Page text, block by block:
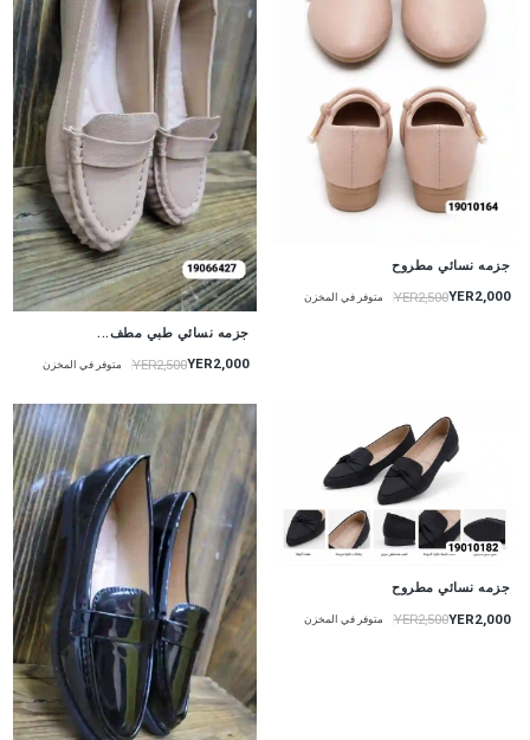
جزمه نسائي مطروح
YER2,000
YER2,500 متوفر في المخزن
جزمه نسائي طبي مطف...
YER2,000
YER2,500 متوفر في المخزن
جزمه نسائي مطروح
YER2,000
YER2,500 متوفر في المخزن